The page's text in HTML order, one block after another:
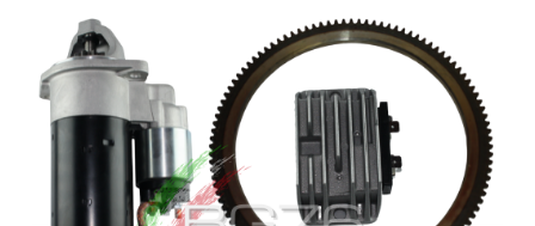
Login
Italiano